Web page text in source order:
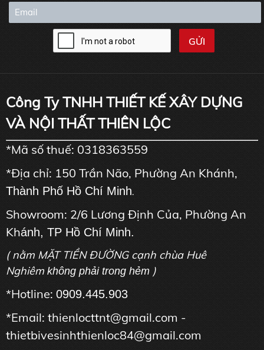
Công Ty TNHH THIẾT KẾ XÂY DỰNG
VÀ NỘI THẤT THIÊN LỘC
*Mã số thuế: 0318363559
*Địa chỉ: 150 Trần Não, Phường An Khánh,
Thành Phố Hồ Chí Minh.
Showroom: 2/6 Lương Định Của, Phường An
Khánh, TP Hồ Chí Minh.
( nằm MẶT TIỀN ĐƯỜNG cạnh chùa Huê
Nghiêm không phải trong hẻm )
*Hotline: 0909.445.903
*Email: thienlocttnt@gmail.com -
thietbivesinhthienloc84@gmail.com